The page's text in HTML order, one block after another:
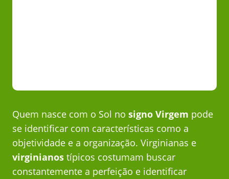
Quem nasce com o Sol no signo Virgem pode
se identificar com características como a
objetividade e a organização. Virginianas e
virginianos típicos costumam buscar
constantemente a perfeição e identificar